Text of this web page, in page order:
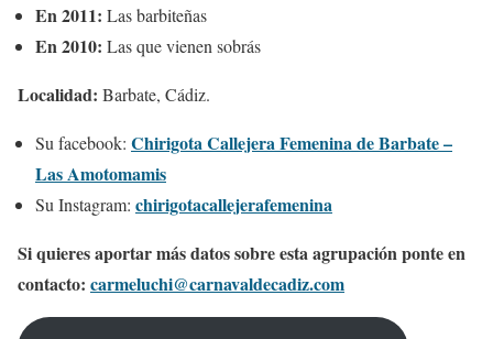
En 2011: Las barbiteñas
En 2010: Las que vienen sobrás
Localidad: Barbate, Cádiz.
Su facebook: Chirigota Callejera Femenina de Barbate –
Las Amotomamis
Su Instagram: chirigotacallejerafemenina
Si quieres aportar más datos sobre esta agrupación ponte en
contacto: carmeluchi@carnavaldecadiz.com